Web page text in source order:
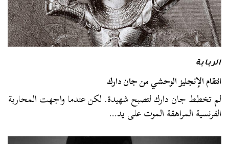
الربابة
انتقام الإنجليز الوحشي من جان دارك
لم تخطط جان دارك لتصبح شهيدة. لكن عندما واجهت المحاربة
الفرنسية المراهقة الموت على يد…